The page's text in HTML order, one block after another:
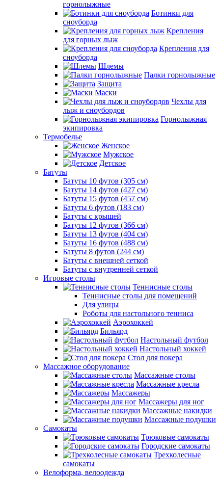
горнолыжные
Ботинки для
сноуборда
Крепления
для горных лыж
Крепления для
сноуборда
Шлемы
Палки горнолыжные
Защита
Маски
Чехлы для
лыж и сноубордов
Горнолыжная
экипировка
Термобелье
Женское
Мужское
Детское
Батуты
Батуты 10 футов (305 см)
Батуты 14 футов (427 см)
Батуты 15 футов (457 см)
Батуты 6 футов (183 см)
Батуты с крышей
Батуты 12 футов (366 см)
Батуты 13 футов (404 см)
Батуты 16 футов (488 см)
Батуты 8 футов (244 см)
Батуты с внешней сеткой
Батуты с внутренней сеткой
Игровые столы
Теннисные столы
Теннисные столы для помещений
Для улицы
Роботы для настольного тенниса
Аэрохоккей
Бильярд
Настольный футбол
Настольный хоккей
Стол для покера
Массажное оборудование
Массажные столы
Массажные кресла
Массажеры
Массажеры для ног
Массажные накидки
Массажные подушки
Самокаты
Трюковые самокаты
Городские самокаты
Трехколесные
самокаты
Велоформа, велоодежда